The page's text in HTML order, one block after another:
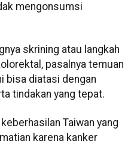
mengonsumsi
skrining atau langkah
pasalnya temuan
bisa diatasi dengan
tindakan yang tepat.
Taiwan yang
karena kanker